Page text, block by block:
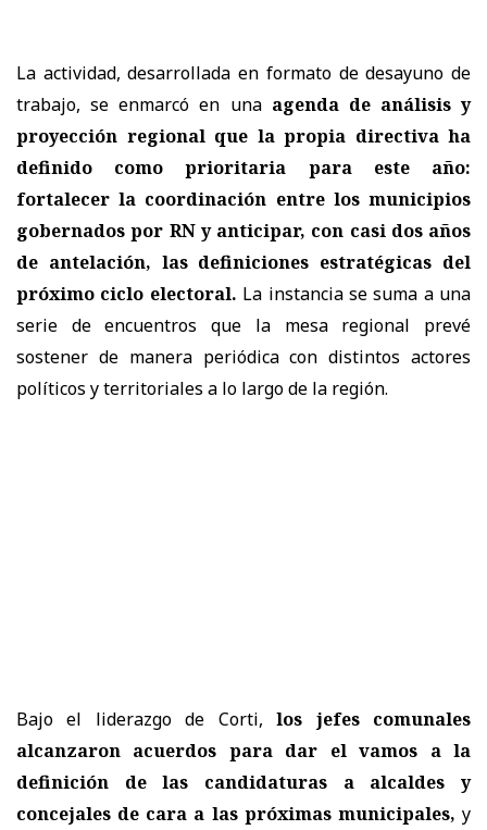
La actividad, desarrollada en formato de desayuno de
trabajo, se enmarcó en unaagenda de análisis y
proyección regional que la propia directiva ha
definido como prioritaria para este año:
fortalecer la coordinación entre los municipios
gobernados por RN y anticipar, con casi dos años
de antelación, las definiciones estratégicas del
próximo ciclo electoral. La instancia se suma a una
serie de encuentros que la mesa regional prevé
sostener de manera periódica con distintos actores
políticos y territoriales a lo largo de la región.
Bajo el liderazgo de Corti, los jefes comunales
alcanzaron acuerdos para dar el vamos a la
definición de las candidaturas a alcaldes y
concejales de cara a las próximas municipales, y